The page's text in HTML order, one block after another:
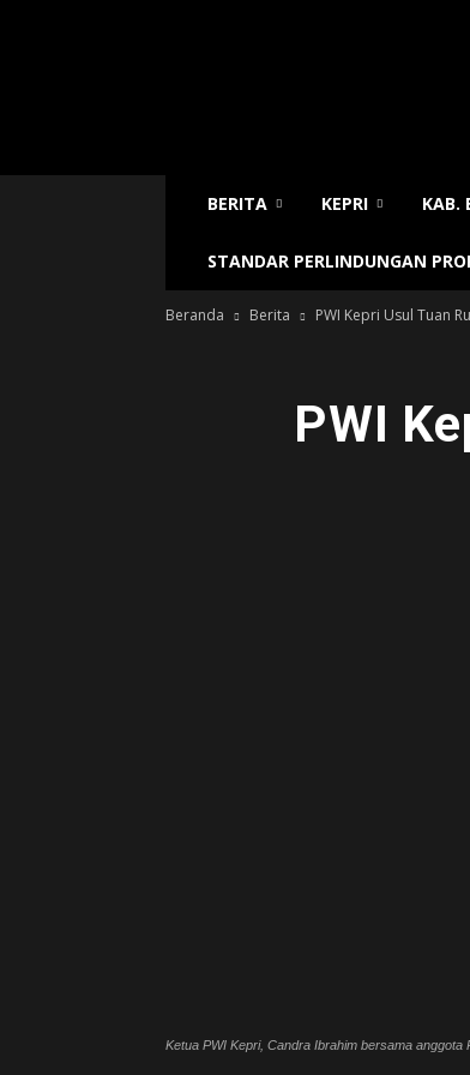
BERITA KEPRI KAB.
STANDAR PERLINDUNGAN
Beranda Berita PWI Kepri Usul Tuan
PWI
Ketua PWI Kepri, Candra Ibrahim bersama anggota